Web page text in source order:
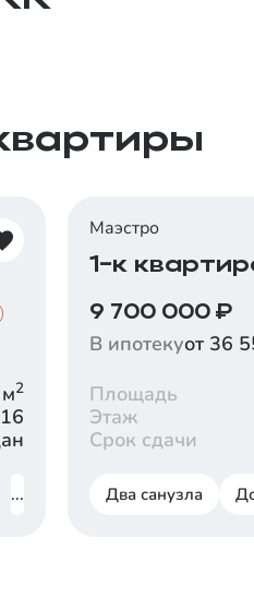
м2
...
Маэстро
1-к
9 700 000₽
В ипотекуот 36
Площадь
Этаж
Срок сдачи
Два санузла